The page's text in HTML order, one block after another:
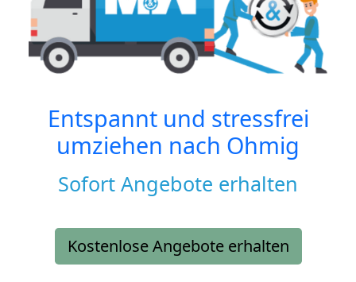
Entspannt und stressfrei
umziehen nach Ohmig
Sofort Angebote erhalten
Kostenlose Angebote erhalten